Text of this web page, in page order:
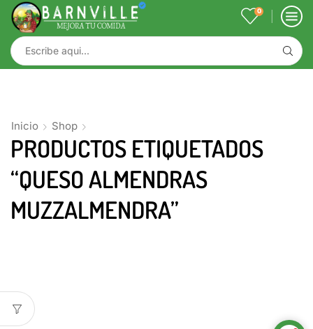
0
Inicio Shop
PRODUCTOS ETIQUETADOS
“QUESO ALMENDRAS
MUZZALMENDRA”